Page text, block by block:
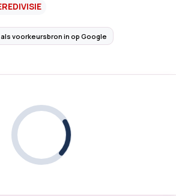
voorkeursbron in op Google